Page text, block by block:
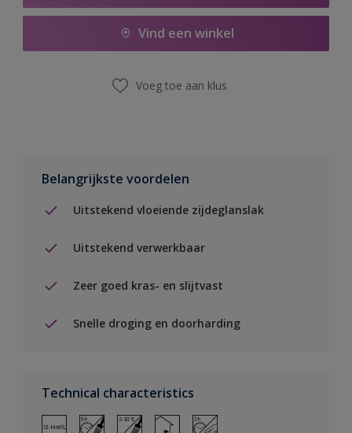
Vind een winkel
Voeg toe aan klus
Belangrijkste voordelen
Uitstekend vloeiende zijdeglanslak
Uitstekend verwerkbaar
Zeer goed kras- en slijtvast
Snelle droging en doorharding
Technical characteristics